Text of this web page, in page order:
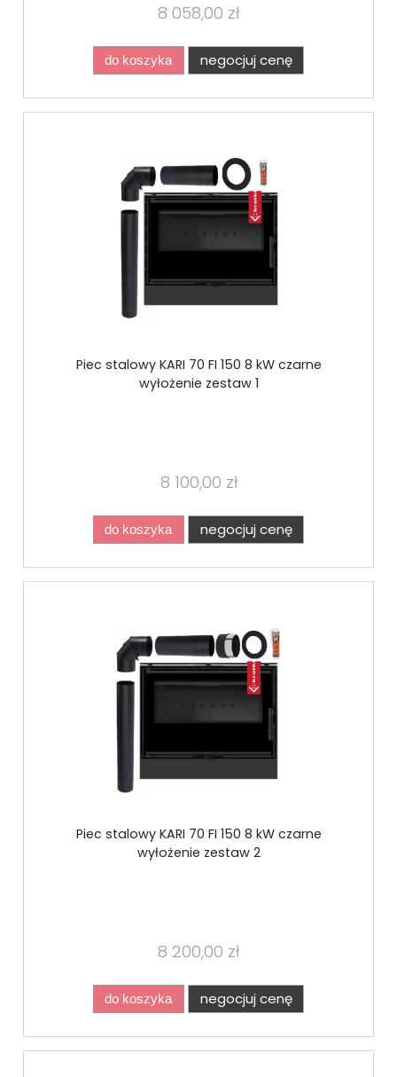
8 058,00 zł
do koszyka negocjuj cenę
Piec stalowy KARI 70 FI 150 8 kW czarne
wyłożenie zestaw 1
8 100,00 zł
do koszyka negocjuj cenę
Piec stalowy KARI 70 FI 150 8 kW czarne
wyłożenie zestaw 2
8 200,00 zł
do koszyka negocjuj cenę